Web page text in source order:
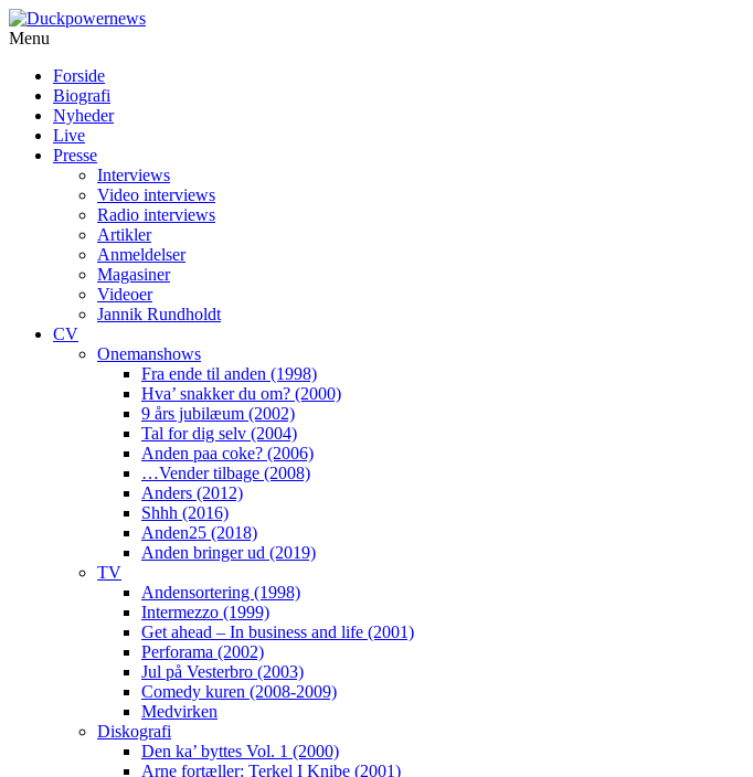
Menu
Forside
Biografi
Nyheder
Live
Presse
Interviews
Video interviews
Radio interviews
Artikler
Anmeldelser
Magasiner
Videoer
Jannik Rundholdt
CV
Onemanshows
Fra ende til anden (1998)
Hva’ snakker du om? (2000)
9 års jubilæum (2002)
Tal for dig selv (2004)
Anden paa coke? (2006)
…Vender tilbage (2008)
Anders (2012)
Shhh (2016)
Anden25 (2018)
Anden bringer ud (2019)
TV
Andensortering (1998)
Intermezzo (1999)
Get ahead – In business and life (2001)
Perforama (2002)
Jul på Vesterbro (2003)
Comedy kuren (2008-2009)
Medvirken
Diskografi
Den ka’ byttes Vol. 1 (2000)
Arne fortæller: Terkel I Knibe (2001)